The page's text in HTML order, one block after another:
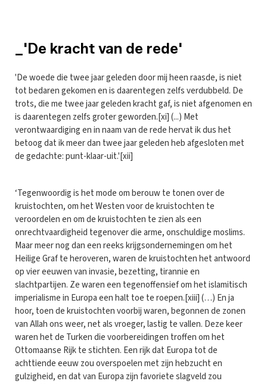
_'De kracht van de rede'
'De woede die twee jaar geleden door mij heen raasde, is niet
tot bedaren gekomen en is daarentegen zelfs verdubbeld. De
trots, die me twee jaar geleden kracht gaf, is niet afgenomen en
is daarentegen zelfs groter geworden.[xi] (...) Met
verontwaardiging en in naam van de rede hervat ik dus het
betoog dat ik meer dan twee jaar geleden heb afgesloten met
de gedachte: punt-klaar-uit.'[xii]
‘Tegenwoordig is het mode om berouw te tonen over de
kruistochten, om het Westen voor de kruistochten te
veroordelen en om de kruistochten te zien als een
onrechtvaardigheid tegenover die arme, onschuldige moslims.
Maar meer nog dan een reeks krijgsondernemingen om het
Heilige Graf te heroveren, waren de kruistochten het antwoord
op vier eeuwen van invasie, bezetting, tirannie en
slachtpartijen. Ze waren een tegenoffensief om het islamitisch
imperialisme in Europa een halt toe te roepen.[xiii] (…) En ja
hoor, toen de kruistochten voorbij waren, begonnen de zonen
van Allah ons weer, net als vroeger, lastig te vallen. Deze keer
waren het de Turken die voorbereidingen troffen om het
Ottomaanse Rijk te stichten. Een rijk dat Europa tot de
achttiende eeuw zou overspoelen met zijn hebzucht en
gulzigheid, en dat van Europa zijn favoriete slagveld zou